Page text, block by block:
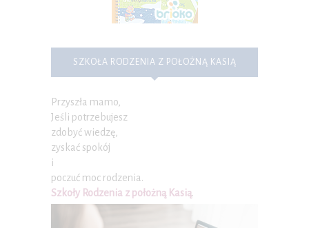
SZKOŁA RODZENIA Z POŁOŻNĄ KASIĄ
Przyszła mamo,
Jeśli potrzebujesz
zdobyć wiedzę,
zyskać spokój
i
poczuć moc rodzenia.
Szkoły Rodzenia z położną Kasią.